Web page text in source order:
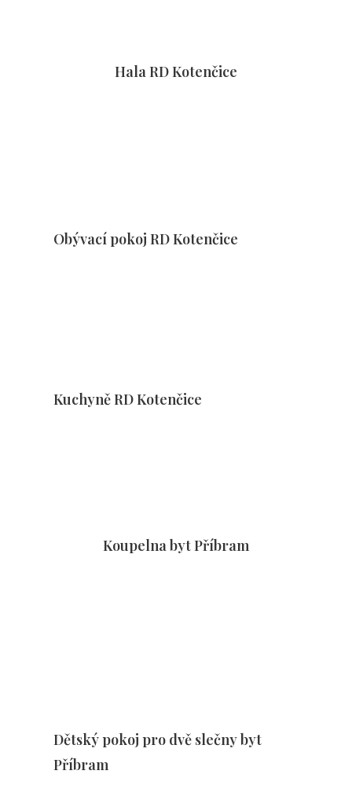
Hala RD Kotenčice
Obývací pokoj RD Kotenčice
Kuchyně RD Kotenčice
Koupelna byt Příbram
Dětský pokoj pro dvě slečny byt
Příbram